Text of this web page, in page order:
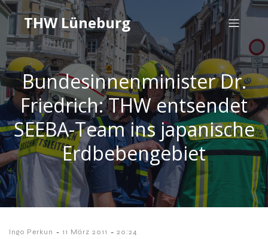
THW Lüneburg
Bundesinnenminister Dr.
Friedrich: THW entsendet
SEEBA-Team ins japanische
Erdbebengebiet
Ingo Perkun - 11 März 2011 - 20:24